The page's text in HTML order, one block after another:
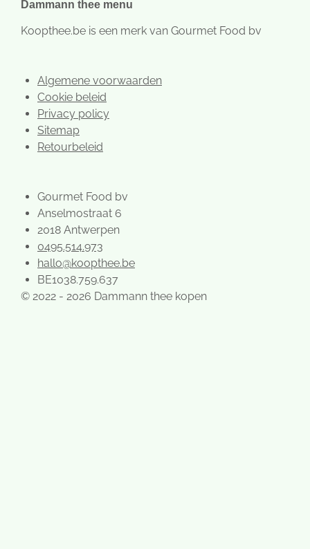
r
m
t
Dammann thee menu
Koopthee.be is een merk van Gourmet Food bv
Algemene voorwaarden
Cookie beleid
Privacy policy
Sitemap
Retourbeleid
Gourmet Food bv
Anselmostraat 6
2018 Antwerpen
0495.514.973
hallo@koopthee.be
BE1038.759.637
© 2022 - 2026 Dammann thee kopen